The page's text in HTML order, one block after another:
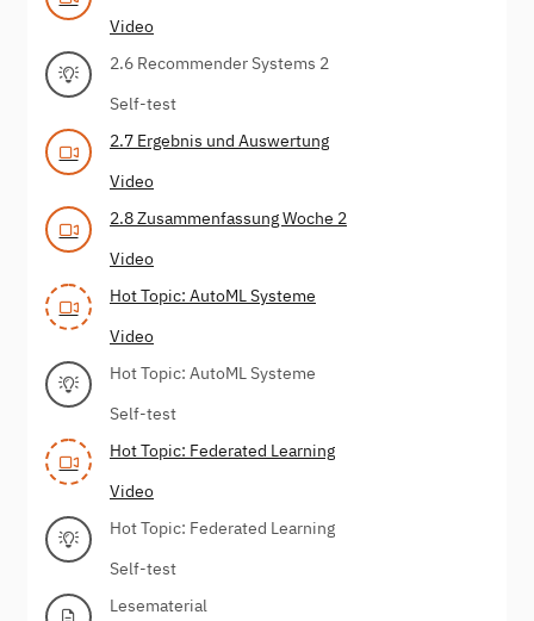
Video
2.6 Recommender Systems 2
Self-test
2.7 Ergebnis und Auswertung
Video
2.8 Zusammenfassung Woche 2
Video
Hot Topic: AutoML Systeme
Video
Hot Topic: AutoML Systeme
Self-test
Hot Topic: Federated Learning
Video
Hot Topic: Federated Learning
Self-test
Lesematerial